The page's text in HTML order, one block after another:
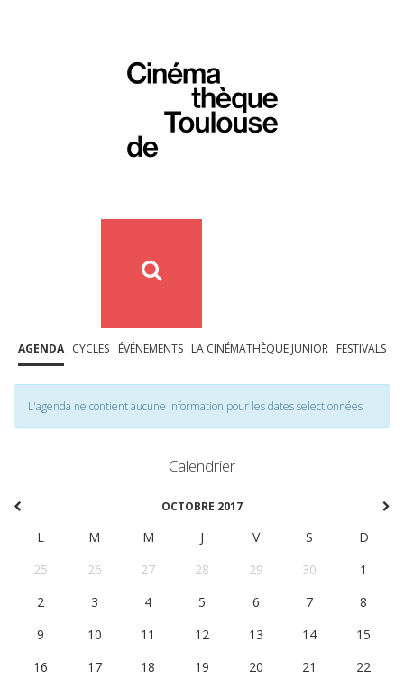
AGENDA CYCLES ÉVÉNEMENTS LA CINÉMATHÈQUE JUNIOR FESTIVALS
L'agenda ne contient aucune information pour les dates selectionnées
Calendrier
OCTOBRE 2017
L M M J V S
D
25
26 27 28 29 30
1
2
3 4 5 6 7
8
9
10 11 12 13 14
15
16
17 18 19 20 21
22